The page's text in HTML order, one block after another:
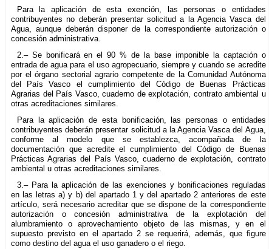
Para la aplicación de esta exención, las personas o entidades
contribuyentes no deberán presentar solicitud a la Agencia Vasca del
Agua, aunque deberán disponer de la correspondiente autorización o
concesión administrativa.
2.– Se bonificará en el 90 % de la base imponible la captación o
entrada de agua para el uso agropecuario, siempre y cuando se acredite
por el órgano sectorial agrario competente de la Comunidad Autónoma
del País Vasco el cumplimiento del Código de Buenas Prácticas
Agrarias del País Vasco, cuaderno de explotación, contrato ambiental u
otras acreditaciones similares.
Para la aplicación de esta bonificación, las personas o entidades
contribuyentes deberán presentar solicitud a la Agencia Vasca del Agua,
conforme al modelo que se establezca, acompañada de la
documentación que acredite el cumplimiento del Código de Buenas
Prácticas Agrarias del País Vasco, cuaderno de explotación, contrato
ambiental u otras acreditaciones similares.
3.– Para la aplicación de las exenciones y bonificaciones reguladas
en las letras a) y b) del apartado 1 y del apartado 2 anteriores de este
artículo, será necesario acreditar que se dispone de la correspondiente
autorización o concesión administrativa de la explotación del
alumbramiento o aprovechamiento objeto de las mismas, y en el
supuesto previsto en el apartado 2 se requerirá, además, que figure
como destino del agua el uso ganadero o el riego.